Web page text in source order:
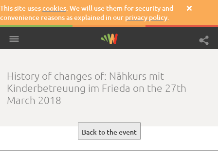
This site usescookies. We will use them for security and
convenience reasons as explained in our privacy policy.

History of changes of: Nähkurs mit
Kinderbetreuung im Frieda on the 27th
March 2018
Back to the event